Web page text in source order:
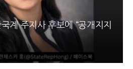
계 주지사 후보에 “공개지지